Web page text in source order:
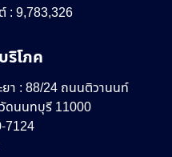
: 9,783,326
โภค
า : 88/24 ถนนติวานนท์
ดนนทบุรี 11000
7124